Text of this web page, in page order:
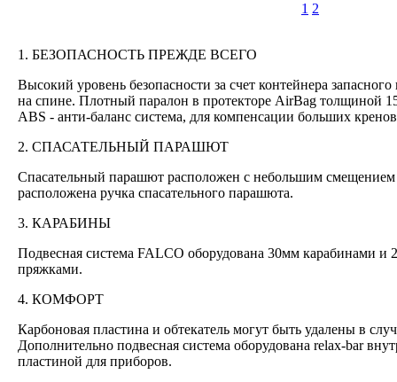
1 2
1. БЕЗОПАСНОСТЬ ПРЕЖДЕ ВСЕГО
Высокий уровень безопасности за счет контейнера
на спине. Плотный паралон в протекторе AirBag толщиной
ABS - анти-баланс система, для компенсации больших
2. СПАСАТЕЛЬНЫЙ ПАРАШЮТ
Спасательный парашют расположен с небольшим
расположена ручка спасательного парашюта.
3. КАРАБИНЫ
Подвесная система FALCO оборудована 30мм карабинами
пряжками.
4. КОМФОРТ
Карбоновая пластина и обтекатель могут быть удалены в
Дополнительно подвесная система оборудована relax-bar
пластиной для приборов.